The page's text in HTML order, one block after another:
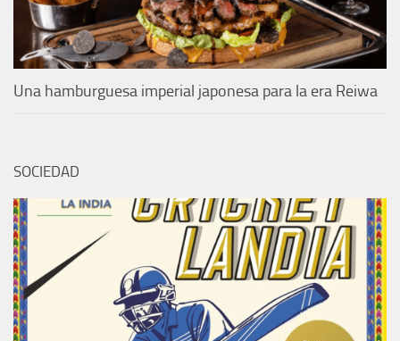
Una hamburguesa imperial japonesa para la era Reiwa
SOCIEDAD